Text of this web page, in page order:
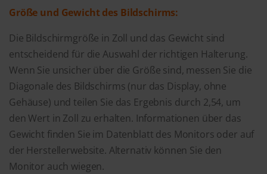
Größe und Gewicht des Bildschirms:
Die Bildschirmgröße in Zoll und das Gewicht sind
entscheidend für die Auswahl der richtigen Halterung.
Wenn Sie unsicher über die Größe sind, messen Sie die
Diagonale des Bildschirms (nur das Display, ohne
Gehäuse) und teilen Sie das Ergebnis durch 2,54, um
den Wert in Zoll zu erhalten. Informationen über das
Gewicht finden Sie im Datenblatt des Monitors oder auf
der Herstellerwebsite. Alternativ können Sie den
Monitor auch wiegen.